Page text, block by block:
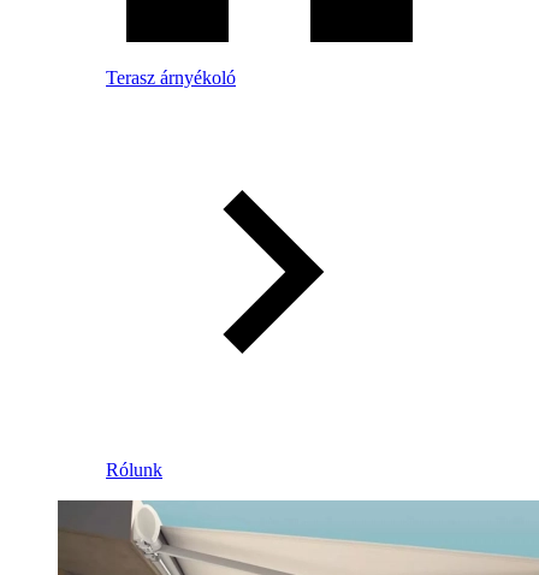
Terasz árnyékoló
Rólunk